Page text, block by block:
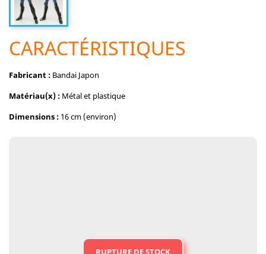
CARACTÉRISTIQUES
Fabricant : Bandai Japon
Matériau(x) : Métal et plastique
Dimensions : 16 cm (environ)
RUPTURE DE STOCK